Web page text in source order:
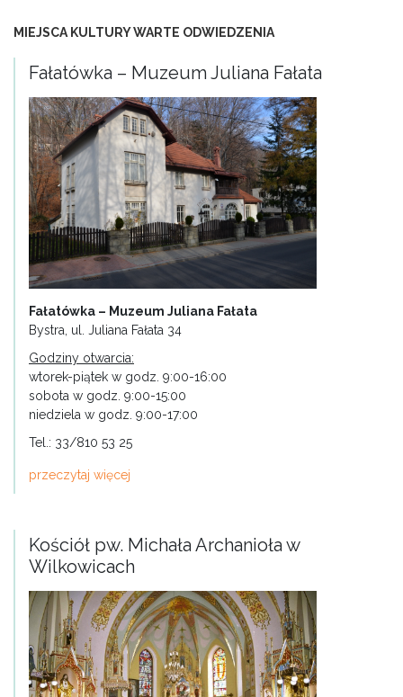
MIEJSCA KULTURY WARTE ODWIEDZENIA
Fałatówka – Muzeum Juliana Fałata
Fałatówka – Muzeum Juliana Fałata
Bystra, ul. Juliana Fałata 34
Godziny otwarcia:
wtorek-piątek w godz. 9:00-16:00
sobota w godz. 9:00-15:00
niedziela w godz. 9:00-17:00
Tel.: 33/810 53 25
przeczytaj więcej
Kościół pw. Michała Archanioła w
Wilkowicach